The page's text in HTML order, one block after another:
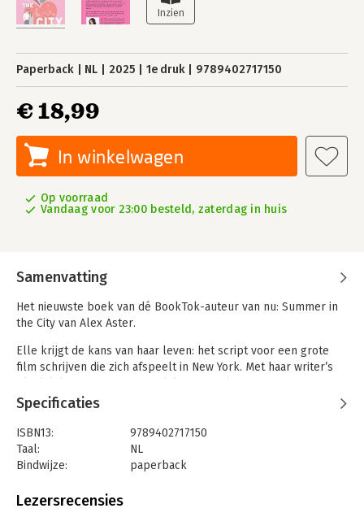
Paperback NL 2025 1e druk 9789402717150
€ 18,99
In winkelwagen
Op voorraad
Vandaag voor 23:00 besteld, zaterdag in huis
Samenvatting
Het nieuwste boek van dé BookTok-auteur van nu: Summer in
the City van Alex Aster.
Elle krijgt de kans van haar leven: het script voor een grote
film schrijven die zich afspeelt in New York. Met haar writer’s
droomappartement in Manhattan regelt. Perfect! Althans,
totdat ze ontdekt dat haar buurman ‘Billionaire Bachelor’
Parker Warren is, de laatste persoon die ze wil tegenkomen.
Hun gespannen relatie brengt echter onverwachte inspiratie…
Hij moet een relatie faken om een opdracht binnen te halen, zij
moet haar film afronden. Dus sluiten ze een deal. En wanneer
de zomer op zijn einde loopt, geldt dat ook voor hun
Specificaties
ISBN13:
9789402717150
Taal:
NL
Bindwijze:
paperback
Uitgever:
Lezersrecensies